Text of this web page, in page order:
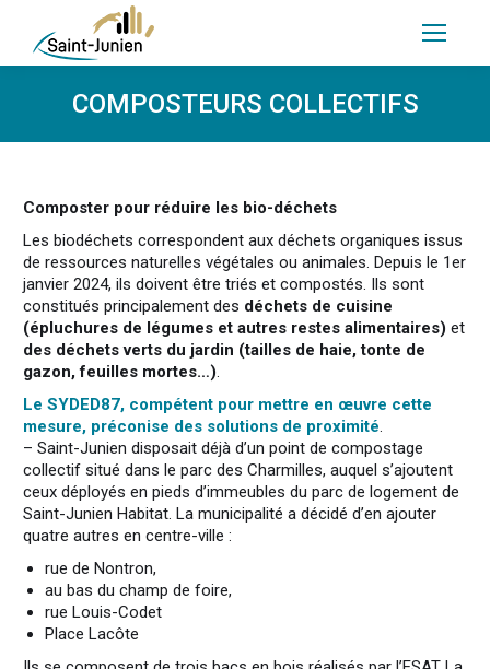
COMPOSTEURS COLLECTIFS
Composter pour réduire les bio-déchets
Les biodéchets correspondent aux déchets organiques issus
de ressources naturelles végétales ou animales. Depuis le 1er
janvier 2024, ils doivent être triés et compostés. Ils sont
constitués principalement des déchets de cuisine
(épluchures de légumes et autres restes alimentaires) et
des déchets verts du jardin (tailles de haie, tonte de
gazon, feuilles mortes…).
Le SYDED87, compétent pour mettre en œuvre cette
mesure, préconise des solutions de proximité.
– Saint-Junien disposait déjà d’un point de compostage
collectif situé dans le parc des Charmilles, auquel s’ajoutent
ceux déployés en pieds d’immeubles du parc de logement de
Saint-Junien Habitat. La municipalité a décidé d’en ajouter
quatre autres en centre-ville :
rue de Nontron,
au bas du champ de foire,
rue Louis-Codet
Place Lacôte